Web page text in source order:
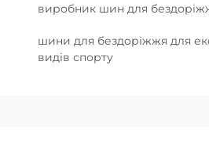
виробник шин для
шини для бездоріжжя для
видів спорту